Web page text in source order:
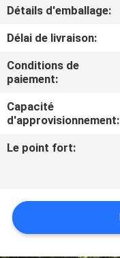
CONTRÔLE
DE
QUALITÉ
CONTACTEZ-
NOUS
DEMANDEZ
UNE
Détails d'emballage:
Délai de livraison:
Conditions de
paiement:
Capacité
d'approvisionnement:
Le point fort: